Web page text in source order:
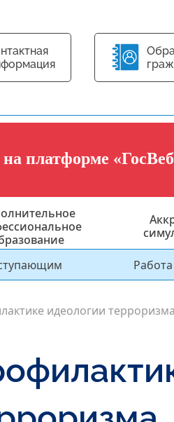
платформе
идеологии терроризма